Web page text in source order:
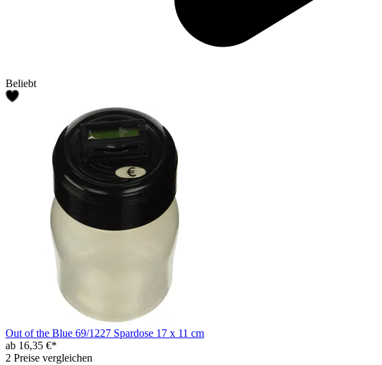
Beliebt
Out of the Blue 69/1227 Spardose 17 x 11 cm
ab 16,35 €*
2 Preise vergleichen